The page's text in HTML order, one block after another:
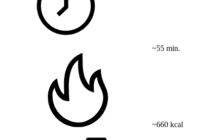
~55 min.
~660 kcal